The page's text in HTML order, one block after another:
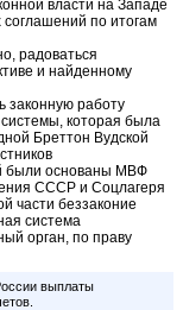
власти на Западе
по итогам
радоваться
и найденному
законную работу
которая была
Бреттон Вудской
были основаны МВФ
СССР и Соцлагеря
части беззаконие
система
орган, по праву
выплаты